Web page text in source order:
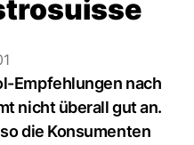
Empfehlungen nach
nicht überall gut an.
die Konsumenten